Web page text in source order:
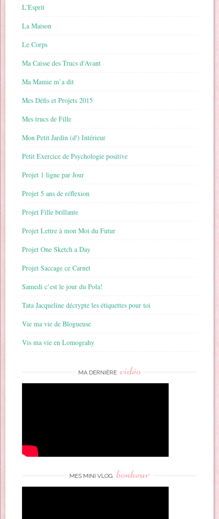
L'Esprit
La Maison
Le Corps
Ma Caisse des Trucs d'Avant
Ma Mamie m’a dit
Mes Défis et Projets 2015
Mes trucs de Fille
Mon Petit Jardin (d') Intérieur
Petit Exercice de Psychologie positive
Projet 1 ligne par Jour
Projet 5 ans de réflexion
Projet Fille brillante
Projet Lettre à mon Moi du Futur
Projet One Sketch a Day
Projet Saccage ce Carnet
Samedi c’est le jour du Pola!
Tata Jacqueline décrypte les étiquettes pour toi
Vie ma vie de Blogueuse
Vis ma vie en Lomograhy
MA DERNIÈRE vidéo
MES MINI VLOG bonheur